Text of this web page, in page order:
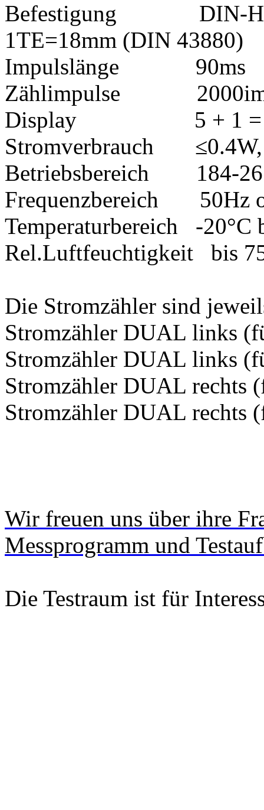
Befestigung DIN-
1TE=18mm (DIN 43880)
Impulslänge 90ms
Zählimpulse
Display 5 + 1 =
Stromverbrauch ≤0.4W,
Betriebsbereich 184-
Frequenzbereich 50Hz
Temperaturbereich -20°C
Rel.Luftfeuchtigkeit bis
Die Stromzähler sind
Stromzähler DUAL links
Stromzähler DUAL links
Stromzähler DUAL rechts
Stromzähler DUAL rechts
Wir freuen uns über ihre
Messprogramm und
Die Testraum ist für